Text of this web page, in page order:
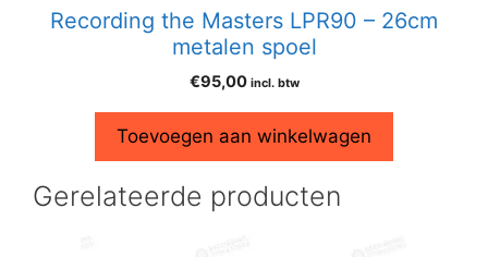
Recording the Masters LPR90 – 26cm
metalen spoel
€95,00 incl. btw
Toevoegen aan winkelwagen
Gerelateerde producten